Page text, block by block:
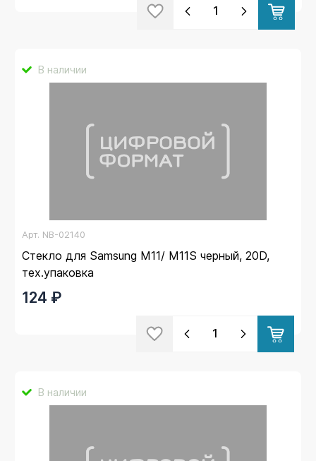
В наличии
Арт. NB-02140
Стекло для Samsung M11/ M11S черный, 20D,
тех.упаковка
124 ₽
В наличии